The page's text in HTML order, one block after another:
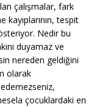
çalışmalar, fark
tespit
Nedir bu
duyamaz ve
nereden geldiğini
olarak
çocuklardaki en